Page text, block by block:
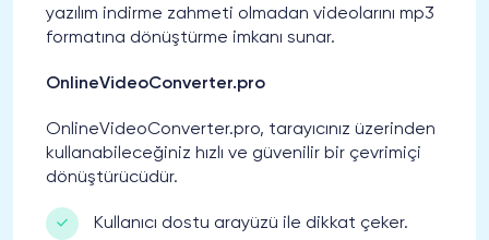
yazılım indirme zahmeti olmadan videolarını mp3
formatına dönüştürme imkanı sunar.
OnlineVideoConverter.pro
OnlineVideoConverter.pro, tarayıcınız üzerinden
kullanabileceğiniz hızlı ve güvenilir bir çevrimiçi
dönüştürücüdür.
Kullanıcı dostu arayüzü ile dikkat çeker.